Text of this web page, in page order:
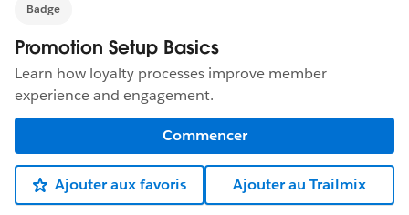
Badge
Promotion Setup Basics
Learn how loyalty processes improve member
experience and engagement.
Commencer
Ajouter aux favoris Ajouter au Trailmix